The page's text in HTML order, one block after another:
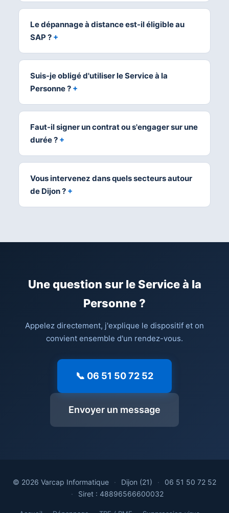
Le dépannage à distance est-il éligible au
SAP ?
Suis-je obligé d'utiliser le Service à la
Personne ?
Faut-il signer un contrat ou s'engager sur une
durée ?
Vous intervenez dans quels secteurs autour
de Dijon ?
Une question sur le Service à la
Personne ?
Appelez directement, j'explique le dispositif et on
convient ensemble d'un rendez-vous.
📞 06 51 50 72 52
Envoyer un message
© 2026 Varcap Informatique · Dijon (21) ·
06 51 50 72 52
·
Siret : 48896566600032